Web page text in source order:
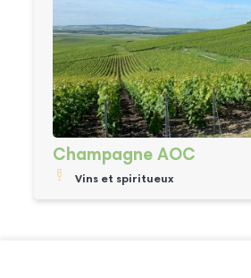
Champagne AOC
Vins et spiritueux